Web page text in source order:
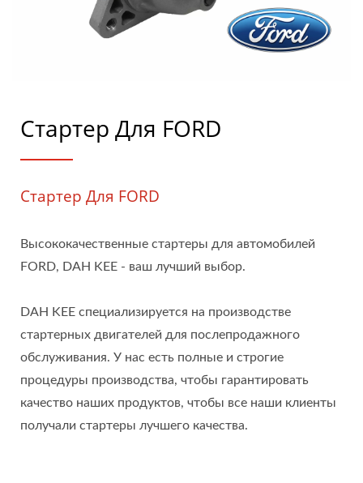
Стартер Для FORD
Стартер Для FORD
Высококачественные стартеры для автомобилей
FORD, DAH KEE - ваш лучший выбор.
DAH KEE специализируется на производстве
стартерных двигателей для послепродажного
обслуживания. У нас есть полные и строгие
процедуры производства, чтобы гарантировать
качество наших продуктов, чтобы все наши клиенты
получали стартеры лучшего качества.